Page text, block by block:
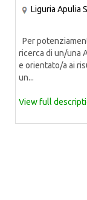
Liguria Apulia
Per
ricerca di un/una
e orientato/a ai
un...
View full